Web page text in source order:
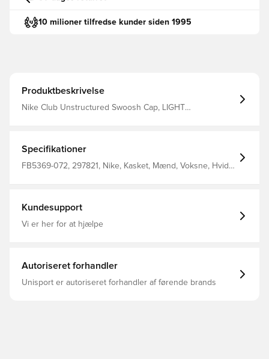
10 milioner tilfredse kunder siden 1995
Produktbeskrivelse
Nike Club Unstructured Swoosh Cap, LIGHT
Specifikationer
FB5369-072, 297821, Nike, Kasket, Mænd, Voksne, Hvid,
Kundesupport
Vi er her for at hjælpe
Autoriseret forhandler
Unisport er autoriseret forhandler af førende brands